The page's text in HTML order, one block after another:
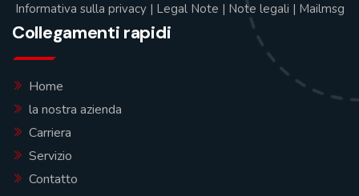
Informativa sulla privacy| Legal Note | Note legali | Mailmsg
Collegamenti rapidi
Home
la nostra azienda
Carriera
Servizio
Contatto